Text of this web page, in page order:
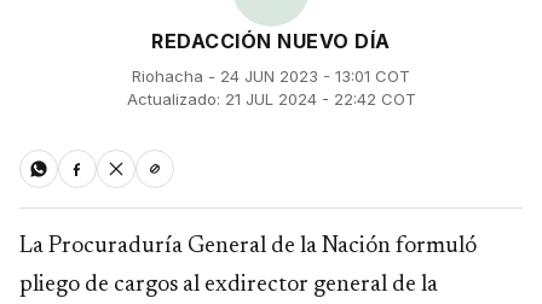
REDACCIÓN NUEVO DÍA
Riohacha - 24 JUN 2023 - 13:01 COT
Actualizado: 21 JUL 2024 - 22:42 COT
La Procuraduría General de la Nación formuló
pliego de cargos al exdirector general de la